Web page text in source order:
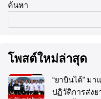
ค้นหา
โพสต์ใหม่ล่าสุด
“ยาบินได้” มา
ปฏิวัติการส่ง